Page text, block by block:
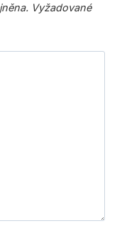
Vyžadované